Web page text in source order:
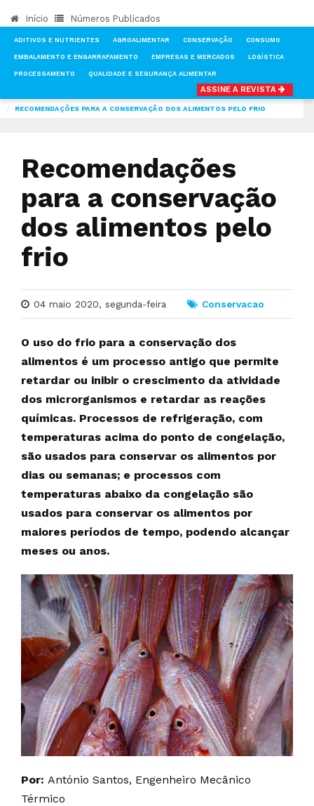
Início Números Publicados
ADITIVOS E NUTRIENTES AGROALIMENTAR CONSERVAÇÃO CONSUMO
EMBALAMENTO E ENGARRAFAMENTO EMPRESAS E MERCADOS LOGÍSTICA
PROCESSAMENTO QUALIDADE E SEGURANÇA ALIMENTAR
ASSINE A REVISTA
RECOMENDAÇÕES PARA A CONSERVAÇÃO DOS ALIMENTOS PELO FRIO
Recomendações
para a conservação
dos alimentos pelo
frio
04 maio 2020, segunda-feira Conservacao
O uso do frio para a conservação dos
alimentos é um processo antigo que permite
retardar ou inibir o crescimento da atividade
dos microrganismos e retardar as reações
químicas. Processos de refrigeração, com
temperaturas acima do ponto de congelação,
são usados para conservar os alimentos por
dias ou semanas; e processos com
temperaturas abaixo da congelação são
usados para conservar os alimentos por
maiores períodos de tempo, podendo alcançar
meses ou anos.
Por: António Santos, Engenheiro Mecânico
Térmico